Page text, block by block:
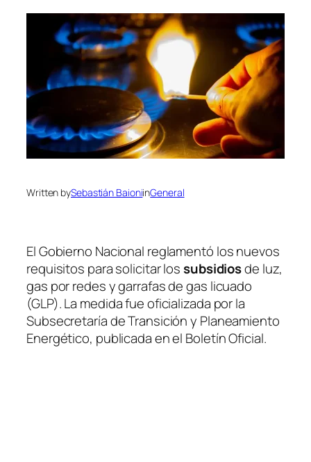
Written bySebastián BaioniinGeneral
El Gobierno Nacional reglamentó los nuevos
requisitos para solicitar lossubsidiosde luz,
gas por redes y garrafas de gas licuado
(GLP). La medida fue oficializada por la
Subsecretaría de Transición y Planeamiento
Energético, publicada en el Boletín Oficial.